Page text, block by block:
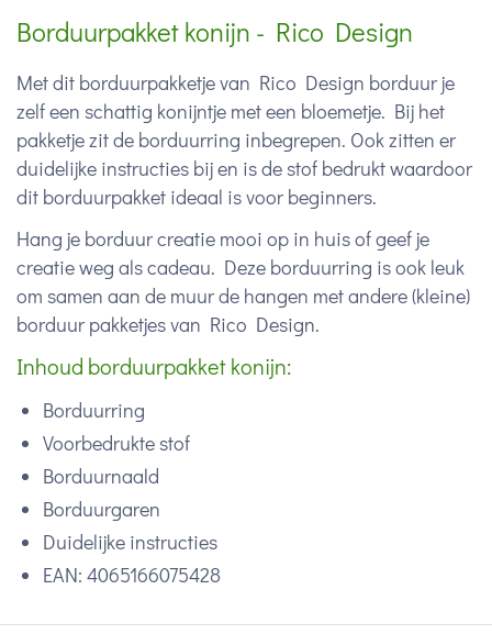
Borduurpakket konijn - Rico Design
Met dit borduurpakketje van Rico Design borduur je
zelf een schattig konijntje met een bloemetje. Bij het
pakketje zit de borduurring inbegrepen. Ook zitten er
duidelijke instructies bij en is de stof bedrukt waardoor
dit borduurpakket ideaal is voor beginners.
Hang je borduur creatie mooi op in huis of geef je
creatie weg als cadeau. Deze borduurring is ook leuk
om samen aan de muur de hangen met andere (kleine)
borduur pakketjes van Rico Design.
Inhoud borduurpakket konijn:
Borduurring
Voorbedrukte stof
Borduurnaald
Borduurgaren
Duidelijke instructies
EAN: 4065166075428